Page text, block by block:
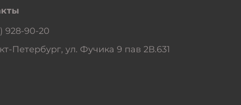
928-90-20
Петербург, ул. Фучика 9 пав 2В.631